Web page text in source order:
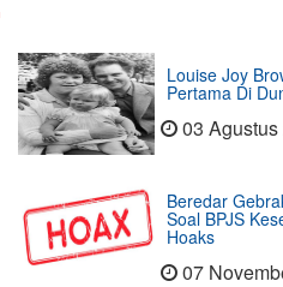
Louise Joy
Pertama Di
03 Agustus
Beredar
Soal BPJS
Hoaks
07